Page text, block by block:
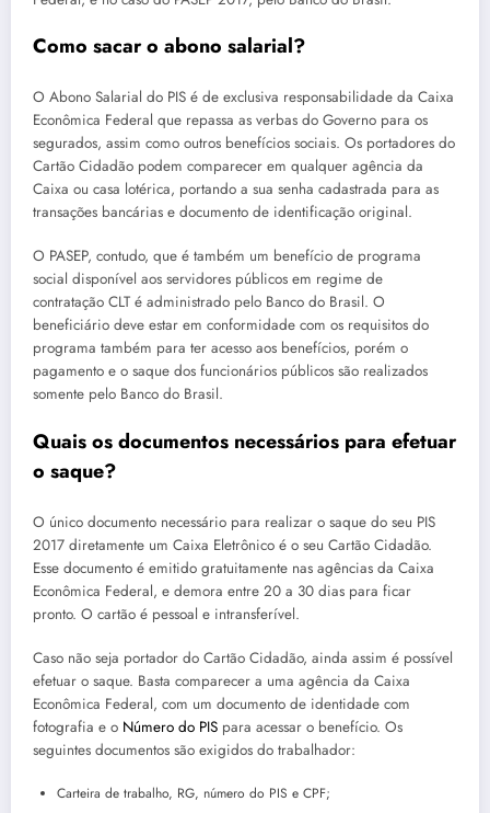
Como sacar o abono salarial?
O Abono Salarial do PIS é de exclusiva responsabilidade da Caixa
Econômica Federal que repassa as verbas do Governo para os
segurados, assim como outros benefícios sociais. Os portadores do
Cartão Cidadão podem comparecer em qualquer agência da
Caixa ou casa lotérica, portando a sua senha cadastrada para as
transações bancárias e documento de identificação original.
O PASEP, contudo, que é também um benefício de programa
social disponível aos servidores públicos em regime de
contratação CLT é administrado pelo Banco do Brasil. O
beneficiário deve estar em conformidade com os requisitos do
programa também para ter acesso aos benefícios, porém o
pagamento e o saque dos funcionários públicos são realizados
somente pelo Banco do Brasil.
Quais os documentos necessários para efetuar
o saque?
O único documento necessário para realizar o saque do seu PIS
2017 diretamente um Caixa Eletrônico é o seu Cartão Cidadão.
Esse documento é emitido gratuitamente nas agências da Caixa
Econômica Federal, e demora entre 20 a 30 dias para ficar
pronto. O cartão é pessoal e intransferível.
Caso não seja portador do Cartão Cidadão, ainda assim é possível
efetuar o saque. Basta comparecer a uma agência da Caixa
Econômica Federal, com um documento de identidade com
fotografia e o Número do PIS para acessar o benefício. Os
seguintes documentos são exigidos do trabalhador:
Carteira de trabalho, RG, número do PIS e CPF;